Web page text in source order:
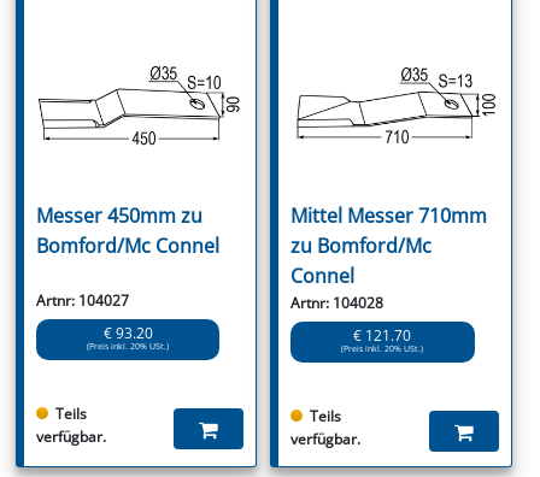
Messer 450mm zu
Bomford/Mc Connel
Artnr: 104027
€ 93.20
(Preis inkl. 20% USt.)
Teils
verfügbar.
Mittel Messer 710mm
zu Bomford/Mc
Connel
Artnr: 104028
€ 121.70
(Preis inkl. 20% USt.)
Teils
verfügbar.